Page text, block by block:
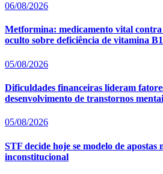
06/08/2026
Metformina: medicamento vital contra
oculto sobre deficiência de vitamina
05/08/2026
Dificuldades financeiras lideram
desenvolvimento de transtornos
05/08/2026
STF decide hoje se modelo de apostas
inconstitucional